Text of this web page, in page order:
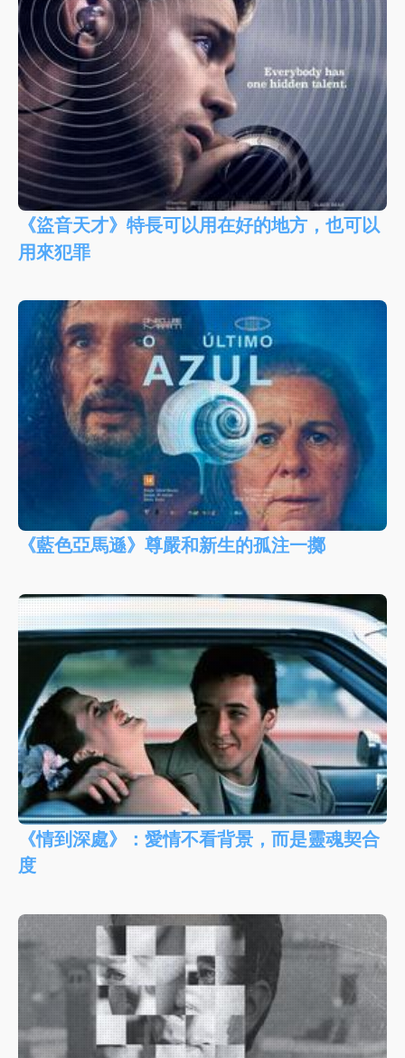
《盜音天才》特長可以用在好的地方，也可以
用來犯罪
《藍色亞馬遜》尊嚴和新生的孤注一擲
《情到深處》：愛情不看背景，而是靈魂契合
度